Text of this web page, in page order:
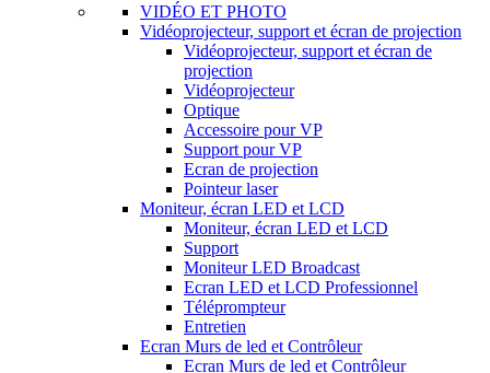
VIDÉO ET PHOTO
Vidéoprojecteur, support et écran de projection
Vidéoprojecteur, support et écran de
projection
Vidéoprojecteur
Optique
Accessoire pour VP
Support pour VP
Ecran de projection
Pointeur laser
Moniteur, écran LED et LCD
Moniteur, écran LED et LCD
Support
Moniteur LED Broadcast
Ecran LED et LCD Professionnel
Téléprompteur
Entretien
Ecran Murs de led et Contrôleur
Ecran Murs de led et Contrôleur